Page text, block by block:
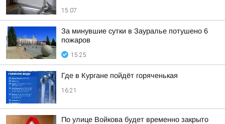
15:07
За минувшие сутки в Зауралье потушено 6
пожаров
15:25
Где в Кургане пойдёт горяченькая
16:21
По улице Войкова будет временно закрыто